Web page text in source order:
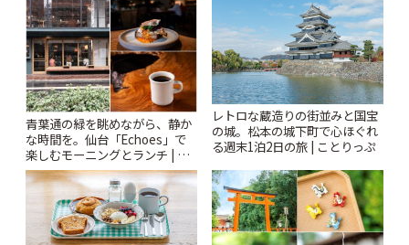
青葉通の緑を眺めながら、静か
な時間を。仙台「Echoes」で
楽しむモーニングとランチ | こ
とりっぷ
レトロな蔵造りの街並みと国宝
の城。松本の城下町で心ほぐれ
る週末1泊2日の旅 | ことりっぷ